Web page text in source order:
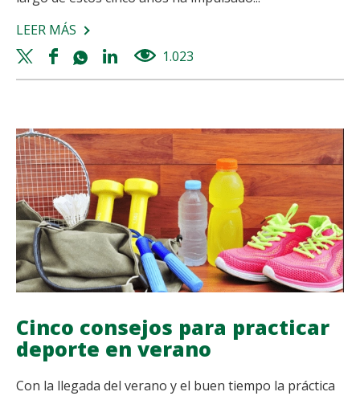
LEER MÁS SOBRE
CELEBRAMOS
EL
DE
FINISHER
Twitter
share
Facebook
share
Whatsapp
share
Linkedin
share
1.023
Cinco consejos para practicar
deporte en verano
Con la llegada del verano y el buen tiempo la práctica